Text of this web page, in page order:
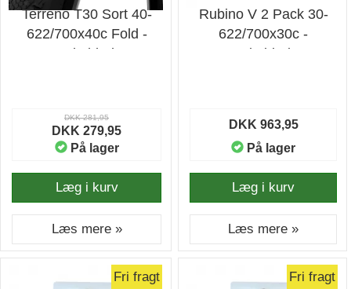
Terreno T30 Sort 40-
622/700x40c Fold -
Cykeldæk
DKK 281,95
DKK 279,95
På lager
Læg i kurv
Læs mere »
Rubino V 2 Pack 30-
622/700x30c -
Cykeldæk
DKK 963,95
På lager
Læg i kurv
Læs mere »
Fri fragt Fri fragt